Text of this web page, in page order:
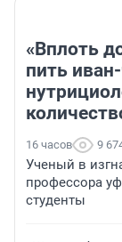
«Вплоть
пить
16 часов 9
Ученый в
профессора
студенты